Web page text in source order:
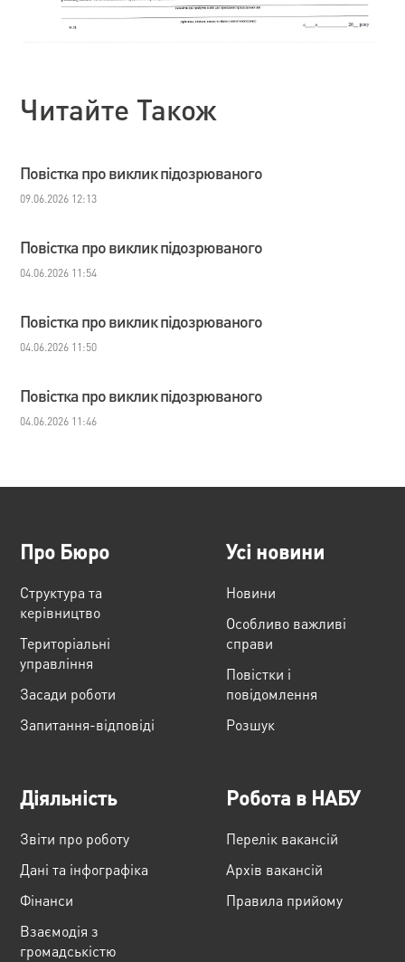
Читайте Також
Повістка про виклик підозрюваного
09.06.2026 12:13
Повістка про виклик підозрюваного
04.06.2026 11:54
Повістка про виклик підозрюваного
04.06.2026 11:50
Повістка про виклик підозрюваного
04.06.2026 11:46
Про Бюро
Структура та
керівництво
Територіальні
управління
Засади роботи
Запитання-відповіді
Усі новини
Новини
Особливо важливі
справи
Повістки і
повідомлення
Розшук
Діяльність
Звіти про роботу
Дані та інфографіка
Фінанси
Взаємодія з
громадськістю
Робота в НАБУ
Перелік вакансій
Архів вакансій
Правила прийому